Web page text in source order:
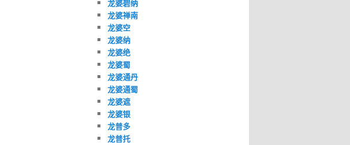
龙婆碧纳
龙婆禅南
龙婆空
龙婆纳
龙婆绝
龙婆蜀
龙婆通丹
龙婆通蜀
龙婆遮
龙婆银
龙普多
龙普托